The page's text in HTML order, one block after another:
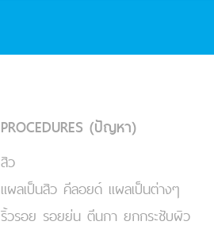
PROCEDURES (ปัญหา)
สิว
แผลเป็นสิว คีลอยด์ แผลเป็นต่างๆ
ริ้วรอย รอยย่น ตีนกา ยกกระชับผิว